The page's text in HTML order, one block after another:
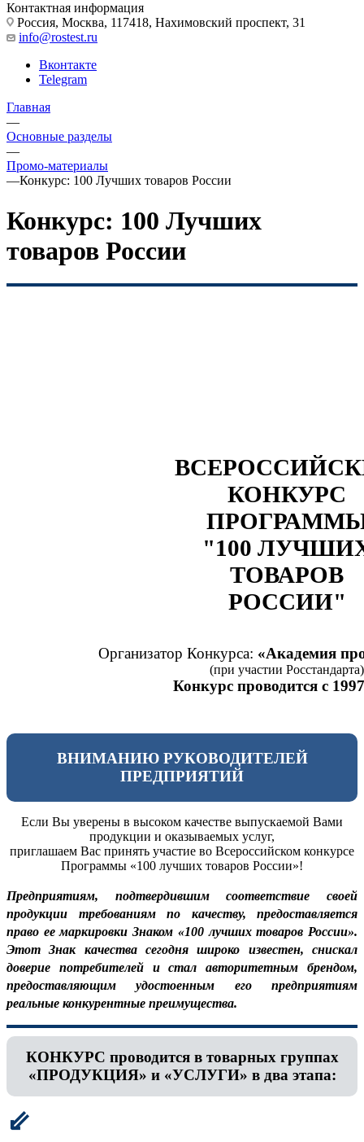
Контактная информация
Россия, Москва, 117418, Нахимовский проспект, 31
info@rostest.ru
Вконтакте
Telegram
Главная
—
Основные разделы
—
Промо-материалы
—Конкурс: 100 Лучших товаров России
Конкурс: 100 Лучших
товаров России
КОНКУРС
"100
ТОВАРОВ
РОССИИ"
Организатор Конкурса: «Академия
(при участии Росстандарта)
Конкурс проводится с
ВНИМАНИЮ РУКОВОДИТЕЛЕЙ
ПРЕДПРИЯТИЙ
Если Вы уверены в высоком качестве выпускаемой Вами
продукции и оказываемых услуг,
приглашаем Вас принять участие во Всероссийском конкурсе
Программы «100 лучших товаров России»!
Предприятиям, подтвердившим соответствие своей
продукции требованиям по качеству, предоставляется
право ее маркировки Знаком «100 лучших товаров России».
Этот Знак качества сегодня широко известен, снискал
доверие потребителей и стал авторитетным брендом,
предоставляющим удостоенным его предприятиям
реальные конкурентные преимущества.
КОНКУРС проводится в товарных группах
«ПРОДУКЦИЯ» и «УСЛУГИ» в два этапа:
⇙